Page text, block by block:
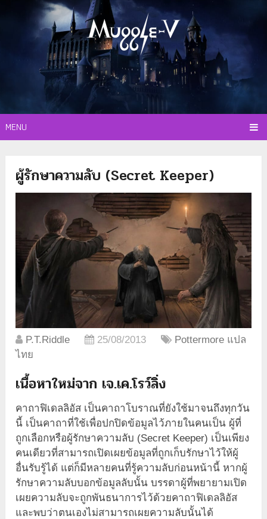
MENU
ผู้รักษาความลับ (Secret Keeper)
P.T.Riddle 25/08/2013
Pottermore แปล
ไทย
เนื้อหาใหม่จาก เจ.เค.โรว์ลิ่ง
คาถาฟิเดลลิอัส เป็นคาถาโบราณที่ยังใช้มาจนถึงทุกวัน
นี้ เป็นคาถาที่ใช้เพื่อปกปิดข้อมูลไว้ภายในคนเป็น ผู้ที่
ถูกเลือกหรือผู้รักษาความลับ (Secret Keeper) เป็นเพียง
คนเดียวที่สามารถเปิดเผยข้อมูลที่ถูกเก็บรักษาไว้ให้ผู้
อื่นรับรู้ได้ แต่ก็มีหลายคนที่รู้ความลับก่อนหน้านี้ หากผู้
รักษาความลับบอกข้อมูลลับนั้น บรรดาผู้ที่พยายามเปิด
เผยความลับจะถูกพันธนาการไว้ด้วยคาถาฟิเดลลิอัส
และพบว่าตนเองไม่สามารถเผยความลับนั้นได้